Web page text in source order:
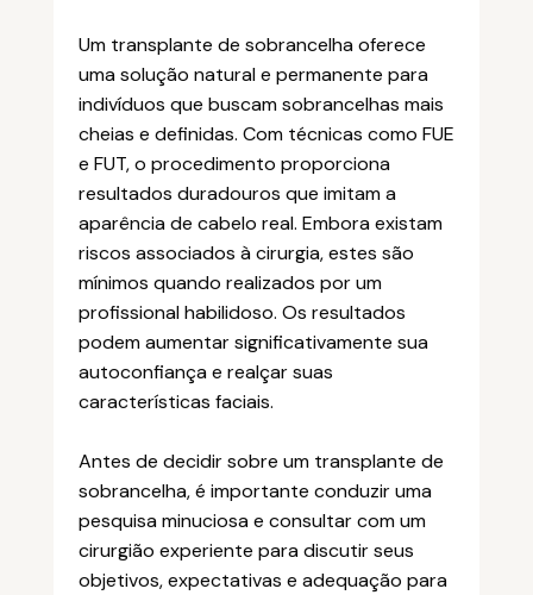
Um transplante de sobrancelha oferece
uma solução natural e permanente para
indivíduos que buscam sobrancelhas mais
cheias e definidas. Com técnicas como FUE
e FUT, o procedimento proporciona
resultados duradouros que imitam a
aparência de cabelo real. Embora existam
riscos associados à cirurgia, estes são
mínimos quando realizados por um
profissional habilidoso. Os resultados
podem aumentar significativamente sua
autoconfiança e realçar suas
características faciais.
Antes de decidir sobre um transplante de
sobrancelha, é importante conduzir uma
pesquisa minuciosa e consultar com um
cirurgião experiente para discutir seus
objetivos, expectativas e adequação para